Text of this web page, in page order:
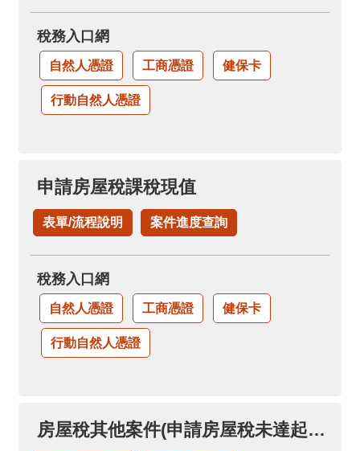
稅務入口網
自然人憑證 工商憑證 健保卡
行動自然人憑證
申請房屋稅課稅現值
表單/流程說明 案件進度查詢
稅務入口網
自然人憑證 工商憑證 健保卡
行動自然人憑證
房屋稅其他案件(申請房屋稅未達起徵點免稅證明)